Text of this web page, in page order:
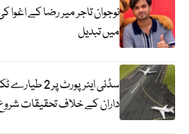
نوجوان تاجر میر رضا کے
میں تبدیل
سڈنی
داران کے خلاف تحقیقات